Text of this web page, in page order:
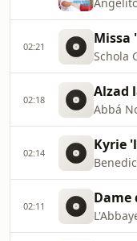
02:21 Missa
Schola
02:18 Alzad
Abbá
02:14 Kyrie
02:11 Dame